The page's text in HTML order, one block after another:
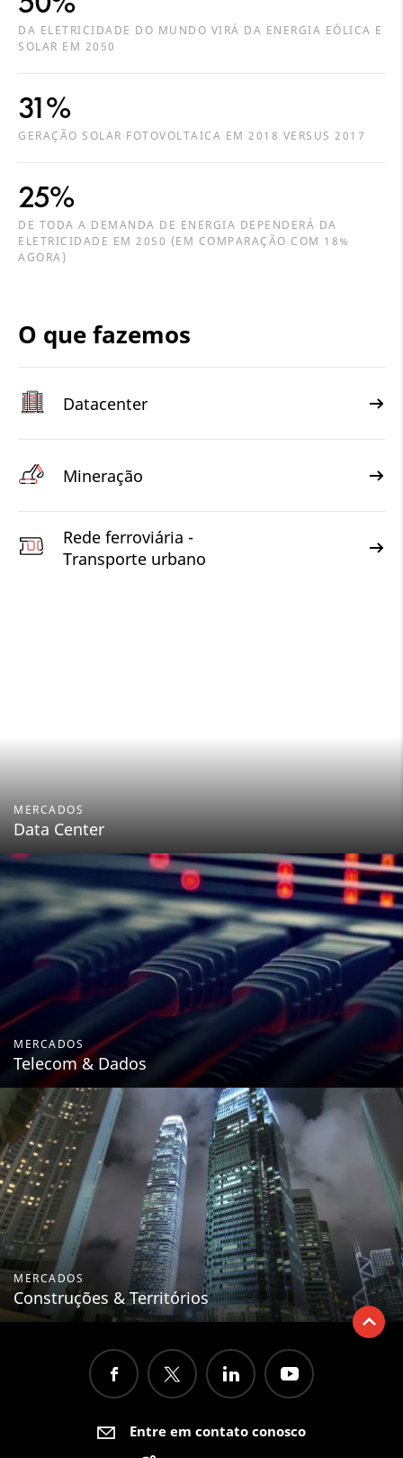
DA ELETRICIDADE DO MUNDO VIRÁ DA ENERGIA EÓLICA E
SOLAR EM 2050
31%
GERAÇÃO SOLAR FOTOVOLTAICA EM 2018 VERSUS 2017
25%
DE TODA A DEMANDA DE ENERGIA DEPENDERÁ DA
ELETRICIDADE EM 2050 (EM COMPARAÇÃO COM 18%
AGORA)
O que fazemos
Datacenter
Mineração
Rede ferroviária -
Transporte urbano
MERCADOS
Data Center
MERCADOS
Telecom & Dados
MERCADOS
Construções & Territórios
Entre em contato conosco